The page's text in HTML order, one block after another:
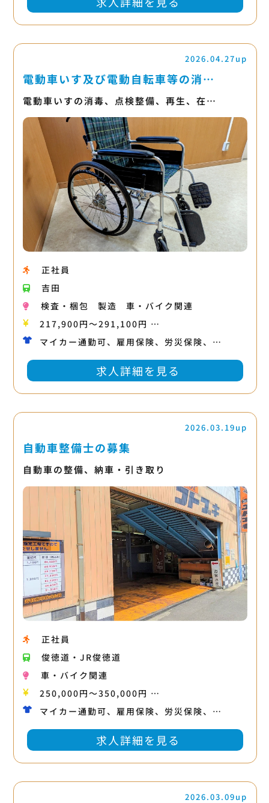
2026.04.27up
電動車いす及び電動自転車等の消…
電動車いすの消毒、点検整備、再生、在…
正社員
吉田
検査・梱包
製造
車・バイク関連
217,900円〜291,100円 …
マイカー通勤可、雇用保険、労災保険、…
求人詳細を見る
2026.03.19up
自動車整備士の募集
自動車の整備、納車・引き取り
正社員
俊徳道・JR俊徳道
車・バイク関連
250,000円〜350,000円 …
マイカー通勤可、雇用保険、労災保険、…
求人詳細を見る
2026.03.09up